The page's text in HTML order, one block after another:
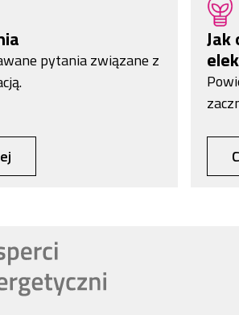
pytania związane z
Jak